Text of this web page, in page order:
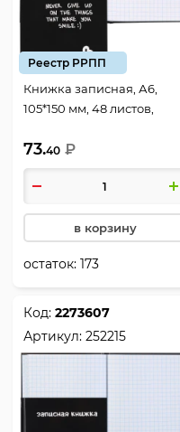
Реестр РРПП
Книжка записная, А6,
105*150 мм, 48 листов,
картон 7Бц, Never give up,
КОКОС, 241112
73.40 ₽
в корзину
остаток:173
Код:2273607
Артикул:252215